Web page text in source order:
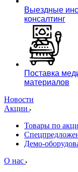
Выездные
консалтинг
Поставка
материалов
Новости
Акции
Товары по
Демо-
О нас